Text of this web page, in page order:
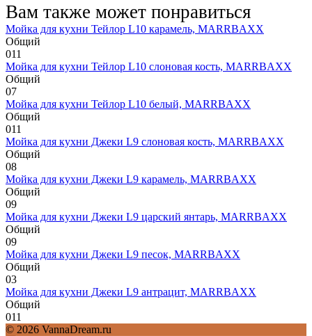
Вам также может понравиться
Мойка для кухни Тейлор L10 карамель, MARRBAXX
Общий
011
Мойка для кухни Тейлор L10 слоновая кость, MARRBAXX
Общий
07
Мойка для кухни Тейлор L10 белый, MARRBAXX
Общий
011
Мойка для кухни Джеки L9 слоновая кость, MARRBAXX
Общий
08
Мойка для кухни Джеки L9 карамель, MARRBAXX
Общий
09
Мойка для кухни Джеки L9 царский янтарь, MARRBAXX
Общий
09
Мойка для кухни Джеки L9 песок, MARRBAXX
Общий
03
Мойка для кухни Джеки L9 антрацит, MARRBAXX
Общий
011
© 2026 VannaDream.ru